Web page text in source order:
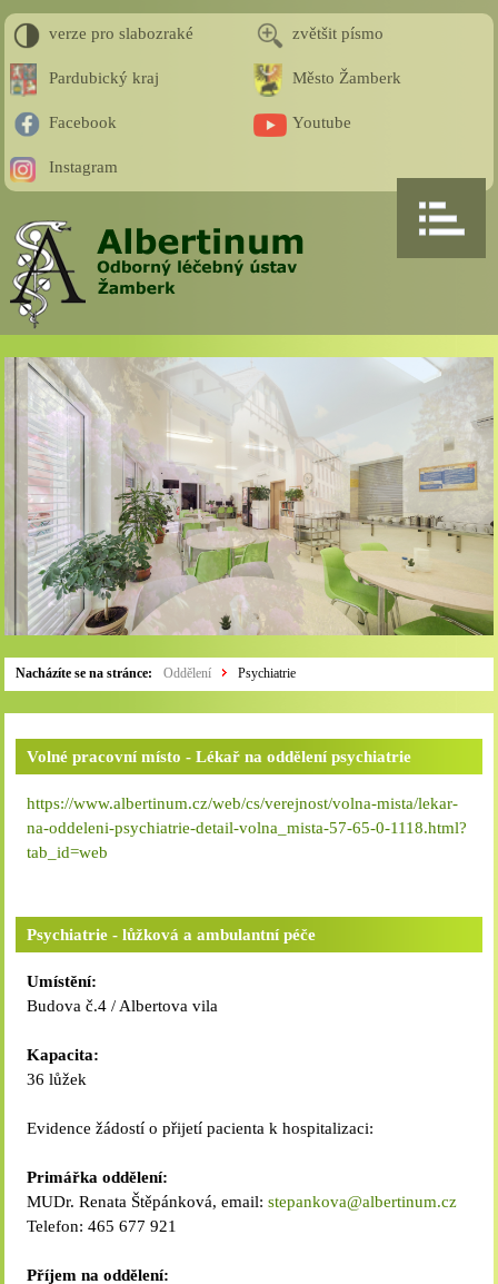
verze pro slabozraké zvětšit písmo
Pardubický kraj Město Žamberk
Facebook Youtube
Instagram
Nacházíte se na stránce: Oddělení Psychiatrie
Volné pracovní místo - Lékař na oddělení psychiatrie
https://www.albertinum.cz/web/cs/verejnost/volna-mista/lekar-
na-oddeleni-psychiatrie-detail-volna_mista-57-65-0-1118.html?
tab_id=web
Psychiatrie - lůžková a ambulantní péče
Umístění:
Budova č.4 / Albertova vila
Kapacita:
36 lůžek
Evidence žádostí o přijetí pacienta k hospitalizaci:
Primářka oddělení:
MUDr. Renata Štěpánková, email:stepankova@albertinum.cz
Telefon:465 677 921
Příjem na oddělení: